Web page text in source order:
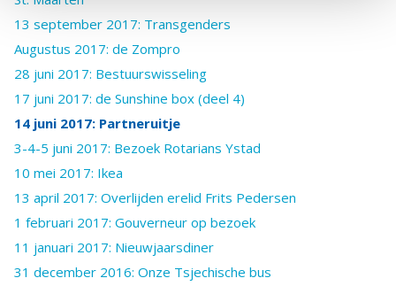
13 september 2017: Transgenders
Augustus 2017: de Zompro
28 juni 2017: Bestuurswisseling
17 juni 2017: de Sunshine box (deel 4)
14 juni 2017: Partneruitje
3-4-5 juni 2017: Bezoek Rotarians Ystad
10 mei 2017: Ikea
13 april 2017: Overlijden erelid Frits Pedersen
1 februari 2017: Gouverneur op bezoek
11 januari 2017: Nieuwjaarsdiner
31 december 2016: Onze Tsjechische bus